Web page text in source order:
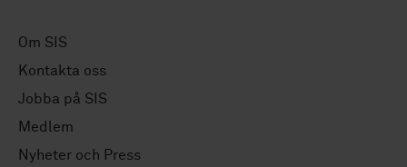
Om SIS
Kontakta oss
Jobba på SIS
Medlem
Nyheter och Press